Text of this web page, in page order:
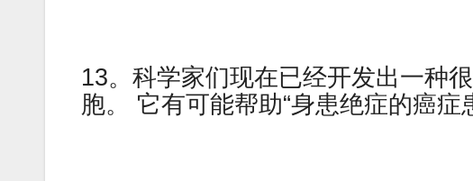
13。科学家们现在已经开发出一种
胞。 它有可能帮助“身患绝症的癌症